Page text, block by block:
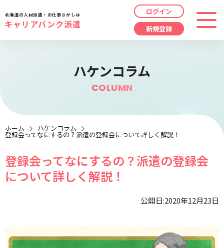
指定なし
給与 時給/日給/月給から選択
こだわり 指定なし
リセット 検索する
求人履歴はありません。
最近利用した検索条件
検索履歴はありません。
北海道の人材派遣・お仕事さがしは
キャリアバンク派遣
ログイン
新規登録
ハケンコラム
COLUMN
ホーム ハケンコラム
登録会ってなにするの？派遣の登録会について詳しく解説！
登録会ってなにするの？派遣の登録会
について詳しく解説！
公開日:2020年12月23日